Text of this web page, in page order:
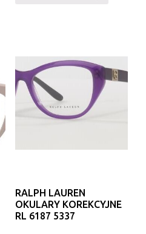
RALPH LAUREN
OKULARY KOREKCYJNE
RL 6187 5337